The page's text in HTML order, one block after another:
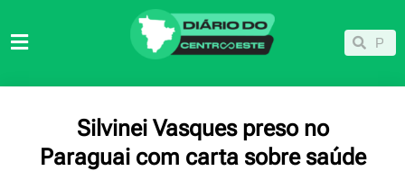
para
Pesquisar
Silvinei Vasques preso no
Paraguai com carta sobre saúde